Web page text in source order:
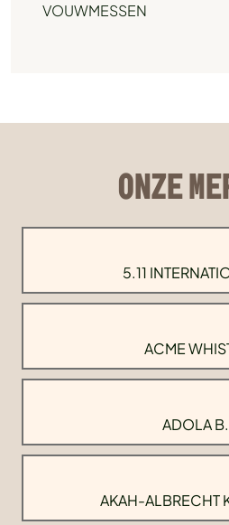
VOUWMESSEN
ONZE
5.11
ACME
ADOLA
AKAH-ALBRECHT